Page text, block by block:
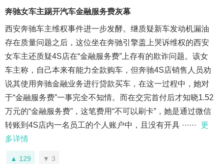
奔驰女车主踢开汽车金融服务费灰幕
西安奔驰车主维权事件进一步发酵。继质疑新车发动机漏油
存在质量问题之后，这位坐在奔驰引擎盖上哭诉维权的西安
女车主还质疑4S店在“金融服务费”上存有的欺诈问题。该女
车主称，自己本来有能力全款购车，但奔驰4S店销售人员劝
说其使用奔驰金融业务进行贷款买车，在这一过程中，她对
于“金融服务费”一事完全不知情。而在交完首付后才知晓1.52
万元的“金融服务费”，这笔费用“不可以刷卡”，她是通过微信
转账到4S店内一名员工的个人账户中，且没有开具 ······ 更
多详情
129 3